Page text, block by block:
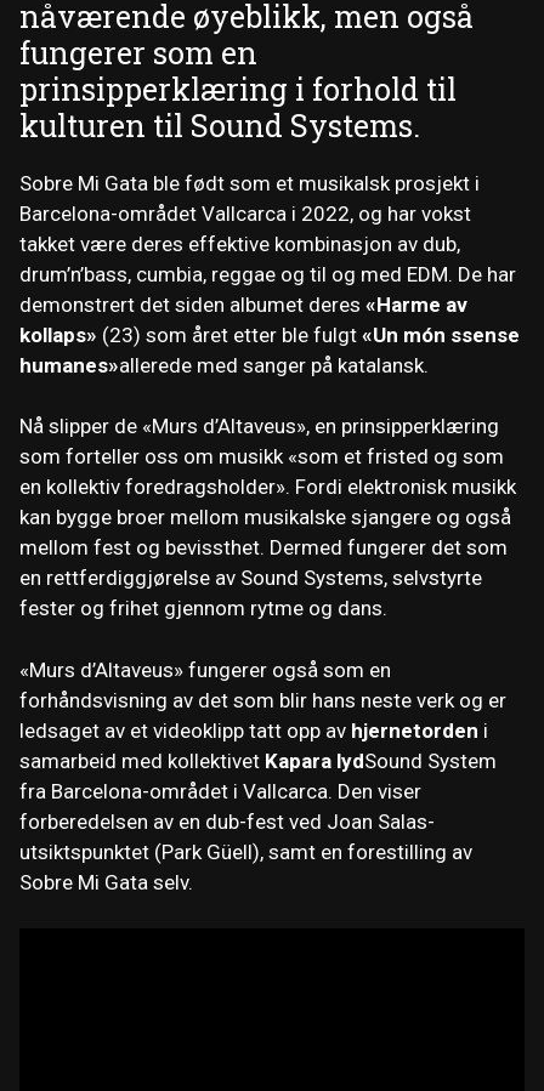
nåværende øyeblikk, men også
fungerer som en
prinsipperklæring i forhold til
kulturen til Sound Systems.
Sobre Mi Gata ble født som et musikalsk prosjekt i
Barcelona-området Vallcarca i 2022, og har vokst
takket være deres effektive kombinasjon av dub,
drum’n’bass, cumbia, reggae og til og med EDM. De har
demonstrert det siden albumet deres «Harme av
kollaps» (23) som året etter ble fulgt «Un món ssense
humanes»allerede med sanger på katalansk.
Nå slipper de «Murs d’Altaveus», en prinsipperklæring
som forteller oss om musikk «som et fristed og som
en kollektiv foredragsholder». Fordi elektronisk musikk
kan bygge broer mellom musikalske sjangere og også
mellom fest og bevissthet. Dermed fungerer det som
en rettferdiggjørelse av Sound Systems, selvstyrte
fester og frihet gjennom rytme og dans.
«Murs d’Altaveus» fungerer også som en
forhåndsvisning av det som blir hans neste verk og er
ledsaget av et videoklipp tatt opp av hjernetorden i
samarbeid med kollektivet Kapara lydSound System
fra Barcelona-området i Vallcarca. Den viser
forberedelsen av en dub-fest ved Joan Salas-
utsiktspunktet (Park Güell), samt en forestilling av
Sobre Mi Gata selv.